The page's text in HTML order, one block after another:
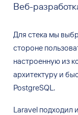
Веб-
Для стека мы
стороне
настроенную из
архитектуру и
PostgreSQL.
Laravel подходил